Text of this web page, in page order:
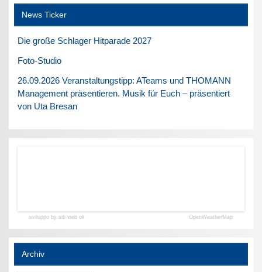
News Ticker
Die große Schlager Hitparade 2027
Foto-Studio
26.09.2026 Veranstaltungstipp: ATeams und THOMANN
Management präsentieren. Musik für Euch – präsentiert
von Uta Bresan
sviluppo by siti web ok OpenWeatherMap
Archiv